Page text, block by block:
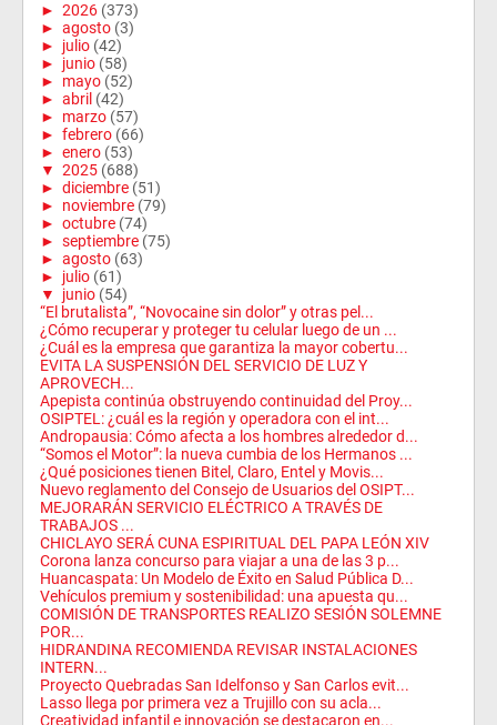
► 2026 (373)
► agosto (3)
► julio (42)
► junio (58)
► mayo (52)
► abril (42)
► marzo (57)
► febrero (66)
► enero (53)
▼ 2025 (688)
► diciembre (51)
► noviembre (79)
► octubre (74)
► septiembre (75)
► agosto (63)
► julio (61)
▼
junio (54)
“El brutalista”, “Novocaine sin dolor” y otras pel...
¿Cómo recuperar y proteger tu celular luego de un ...
¿Cuál es la empresa que garantiza la mayor cobertu...
EVITA LA SUSPENSIÓN DEL SERVICIO DE LUZ Y
APROVECH...
Apepista continúa obstruyendo continuidad del Proy...
OSIPTEL: ¿cuál es la región y operadora con el int...
Andropausia: Cómo afecta a los hombres alrededor d...
“Somos el Motor”: la nueva cumbia de los Hermanos ...
¿Qué posiciones tienen Bitel, Claro, Entel y Movis...
Nuevo reglamento del Consejo de Usuarios del OSIPT...
MEJORARÁN SERVICIO ELÉCTRICO A TRAVÉS DE
TRABAJOS ...
CHICLAYO SERÁ CUNA ESPIRITUAL DEL PAPA LEÓN XIV
Corona lanza concurso para viajar a una de las 3 p...
Huancaspata: Un Modelo de Éxito en Salud Pública D...
Vehículos premium y sostenibilidad: una apuesta qu...
COMISIÓN DE TRANSPORTES REALIZO SESIÓN SOLEMNE
POR...
HIDRANDINA RECOMIENDA REVISAR INSTALACIONES
INTERN...
Proyecto Quebradas San Idelfonso y San Carlos evit...
Lasso llega por primera vez a Trujillo con su acla...
Creatividad infantil e innovación se destacaron en...